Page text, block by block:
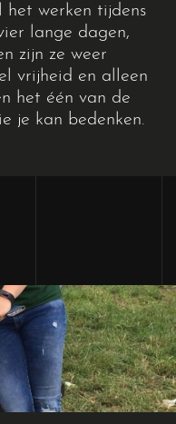
het werken tijdens
lange dagen,
zijn ze weer
vrijheid en alleen
het één van de
je kan bedenken.